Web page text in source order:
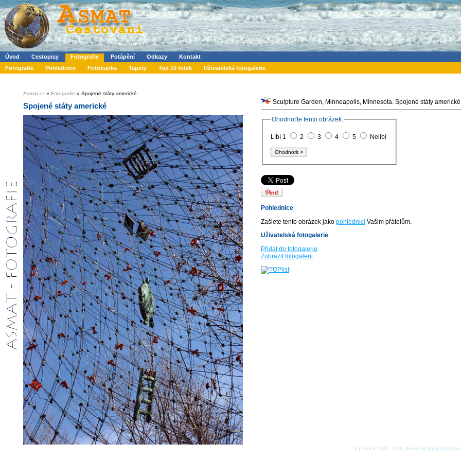
Úvod Cestopisy Fotografie Potápění Odkazy
Kontakt
Fotografie
Pohlednice Fotobanka Tapety Top 10 fotek Uživatelská fotogalerie
Asmat.cz » Fotografie » Spojené státy americké
Spojené státy americké Sculpture Garden, Minneapolis, Minnesota. Spojené státy
Ohodnoťte tento obrázek:
Líbí 1 2 3 4 5 Nelíbí
Pohlednice
Zašlete tento obrázek jako pohlednici Vašim přátelům.
Uživatelská fotogalerie
Přidat do fotogalerie
Zobrazit fotogalerii
(c) Asmat 2003 - 2026, design by KamData